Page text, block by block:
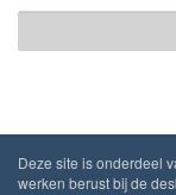
Deze site is onderdeel
werken berust bij de